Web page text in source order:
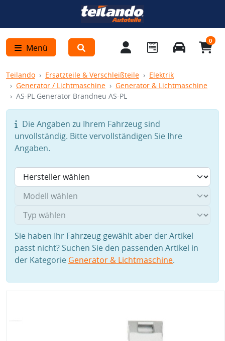
Menü
0
Teilando Ersatzteile & Verschleißteile
Elektrik
Generator / Lichtmaschine
Generator & Lichtmaschine
AS-PL Generator Brandneu AS-PL
Die Angaben zu Ihrem Fahrzeug sind
unvollständig. Bitte vervollständigen Sie Ihre
Angaben.
Sie haben Ihr Fahrzeug gewählt aber der Artikel
passt nicht? Suchen Sie den passenden Artikel in
der Kategorie Generator & Lichtmaschine.